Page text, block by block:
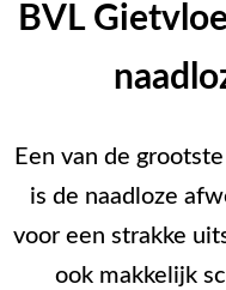
BVL
Een van de
is de naadloze
voor een strakke
ook makkelijk